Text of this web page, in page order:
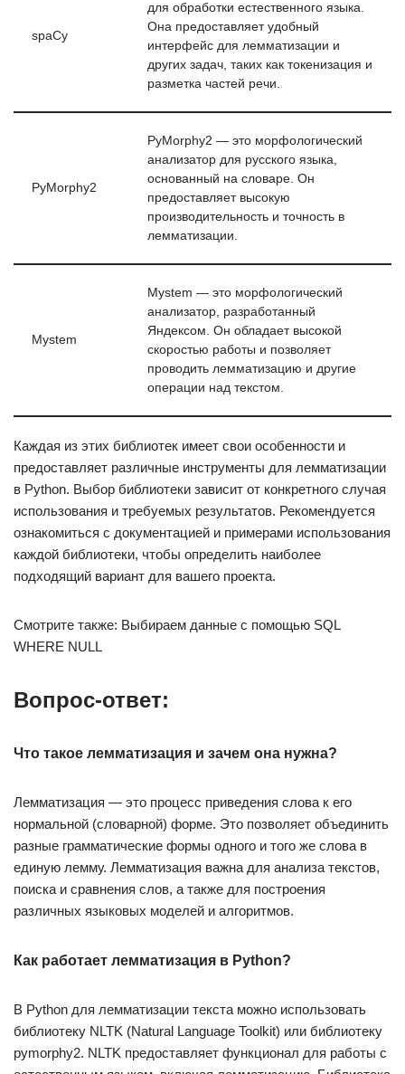
spaCy
для обработки естественного языка.
Она предоставляет удобный
интерфейс для лемматизации и
других задач, таких как токенизация и
разметка частей речи.
PyMorphy2
PyMorphy2 — это морфологический
анализатор для русского языка,
основанный на словаре. Он
предоставляет высокую
производительность и точность в
лемматизации.
Mystem
Mystem — это морфологический
анализатор, разработанный
Яндексом. Он обладает высокой
скоростью работы и позволяет
проводить лемматизацию и другие
операции над текстом.
Каждая из этих библиотек имеет свои особенности и
предоставляет различные инструменты для лемматизации
в Python. Выбор библиотеки зависит от конкретного случая
использования и требуемых результатов. Рекомендуется
ознакомиться с документацией и примерами использования
каждой библиотеки, чтобы определить наиболее
подходящий вариант для вашего проекта.
Смотрите также: Выбираем данные с помощью SQL
WHERE NULL
Вопрос-ответ:
Что такое лемматизация и зачем она нужна?
Лемматизация — это процесс приведения слова к его
нормальной (словарной) форме. Это позволяет объединить
разные грамматические формы одного и того же слова в
единую лемму. Лемматизация важна для анализа текстов,
поиска и сравнения слов, а также для построения
различных языковых моделей и алгоритмов.
Как работает лемматизация в Python?
В Python для лемматизации текста можно использовать
библиотеку NLTK (Natural Language Toolkit) или библиотеку
pymorphy2. NLTK предоставляет функционал для работы с